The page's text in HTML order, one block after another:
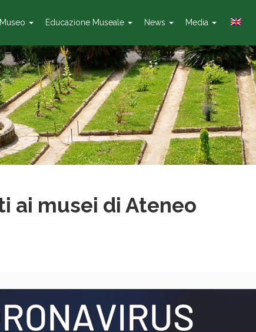
Museo Educazione Museale News Media
ai musei di Ateneo